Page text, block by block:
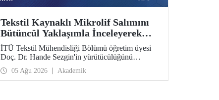
Tekstil Kaynaklı Mikrolif Salımını
Bütüncül Yaklaşımla İnceleyerek
Analiz ve Azaltım Stratejileri
Geliştirecek Projeye TÜBİTAK
Desteği
İTÜ Tekstil Mühendisliği Bölümü öğretim üyesi
Doç. Dr. Hande Sezgin'in yürütücülüğünü
üstlendiği “Sürdürülebilir Pamuk ve Polyester
Esaslı Tekstil Ürünlerinde Kullanım Koşullarına
Bağlı Mikrolif Salımı: Aşınma, UV Maruziyeti ve
05 Ağu 2026 Akademik